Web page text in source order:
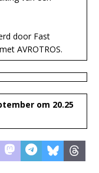
door Fast
AVROTROS.
om 20.25